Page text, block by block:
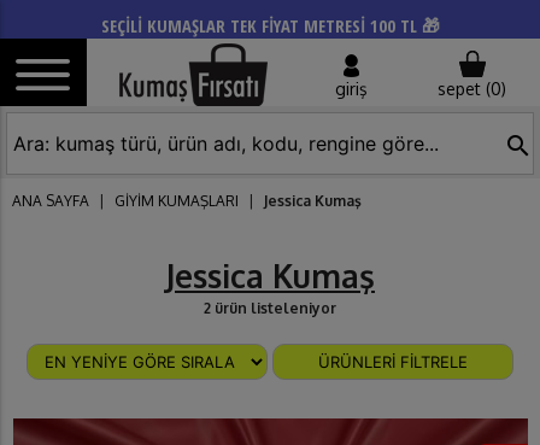
SEÇİLİ KUMAŞLAR TEK FİYAT METRESİ 100 TL 🎁
giriş sepet (0)
search
ANA SAYFA GİYİM KUMAŞLARI Jessica Kumaş
Jessica Kumaş
2 ürün listeleniyor
ÜRÜNLERİ FİLTRELE